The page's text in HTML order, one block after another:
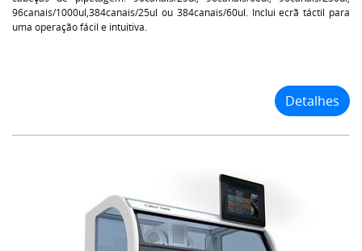
96canais/1000ul,384canais/25ul ou 384canais/60ul. Inclui ecrã táctil para
uma operação fácil e intuitiva.
Detalhes